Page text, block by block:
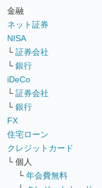
金融
ネット証券
NISA
└ 証券会社
└ 銀行
iDeCo
└ 証券会社
└ 銀行
FX
住宅ローン
クレジットカード
└ 個人
└ 年会費無料